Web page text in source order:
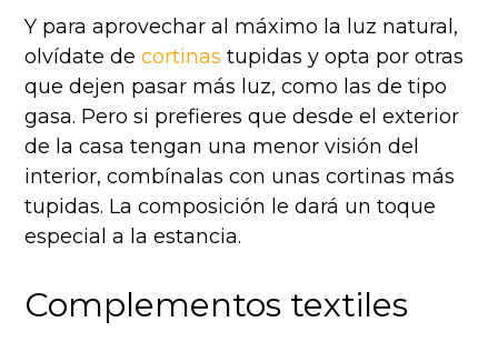
Y para aprovechar al máximo la luz natural,
olvídate decortinas tupidas y opta por otras
que dejen pasar más luz, como las de tipo
gasa. Pero si prefieres que desde el exterior
de la casa tengan una menor visión del
interior, combínalas con unas cortinas más
tupidas. La composición le dará un toque
especial a la estancia.
Complementos textiles